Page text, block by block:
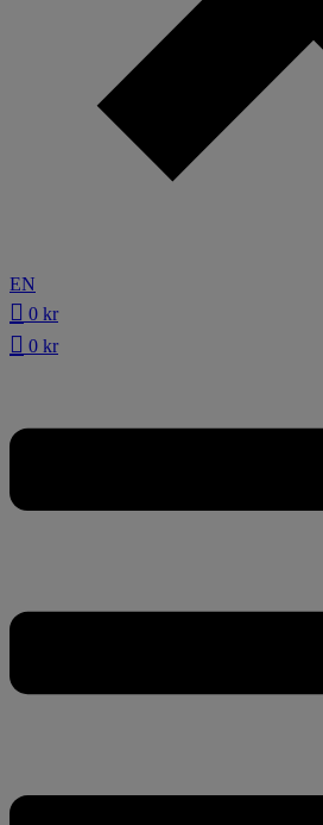
EN
0 kr
0 kr